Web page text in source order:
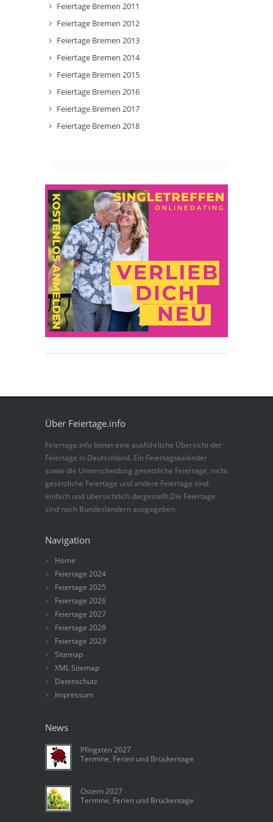
Feiertage Bremen 2011
Feiertage Bremen 2012
Feiertage Bremen 2013
Feiertage Bremen 2014
Feiertage Bremen 2015
Feiertage Bremen 2016
Feiertage Bremen 2017
Feiertage Bremen 2018
Über Feiertage.info
Feiertage.info bietet eine ausführliche Übersicht der
Feiertage in Deutschland. Ein Feiertagskalender
sowie die Unterscheidung gesetzliche Feiertage, nicht
gesetzliche Feiertage und andere Feiertage sind
einfach und übersichtlich dargestellt.Die Feiertage
sind nach Bundesländern ausgegeben.
Navigation
Home
Feiertage 2024
Feiertage 2025
Feiertage 2026
Feiertage 2027
Feiertage 2028
Feiertage 2029
Sitemap
XML Sitemap
Datenschutz
Impressum
News
Pfingsten 2027
Termine, Ferien und Brückentage
Ostern 2027
Termine, Ferien und Brückentage